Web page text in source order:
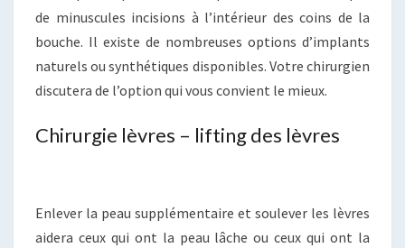
de minuscules incisions à l’intérieur des coins de la
bouche. Il existe de nombreuses options d’implants
naturels ou synthétiques disponibles. Votre chirurgien
discutera de l’option qui vous convient le mieux.
Chirurgie lèvres – lifting des lèvres
Enlever la peau supplémentaire et soulever les lèvres
aidera ceux qui ont la peau lâche ou ceux qui ont la